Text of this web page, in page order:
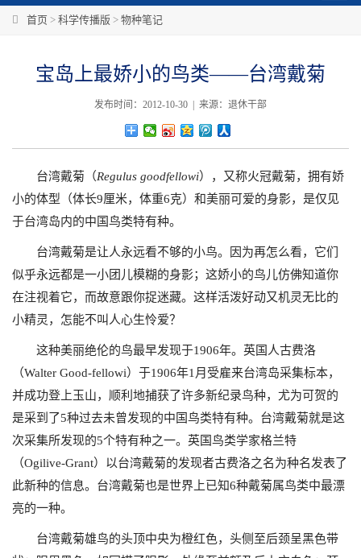
首页 > 科学传播版 > 物种笔记
宝岛上最娇小的鸟类——台湾戴菊
发布时间：2012-10-30 | 来源：退休干部
台湾戴菊（Regulus goodfellowi），又称火冠戴菊，拥有娇
小的体型（体长9厘米，体重6克）和美丽可爱的身影，是仅见
于台湾岛内的中国鸟类特有种。
台湾戴菊是让人永远看不够的小鸟。因为再怎么看，它们
似乎永远都是一小团儿模糊的身影；这娇小的鸟儿仿佛知道你
在注视着它，而故意跟你捉迷藏。这样活泼好动又机灵无比的
小精灵，怎能不叫人心生怜爱？
这种美丽绝伦的鸟最早发现于1906年。英国人古费洛
（Walter Good-fellowi）于1906年1月受雇来台湾岛采集标本，
并成功登上玉山，顺利地捕获了许多新纪录鸟种，尤为可贺的
是采到了5种过去未曾发现的中国鸟类特有种。台湾戴菊就是这
次采集所发现的5个特有种之一。英国鸟类学家格兰特
（Ogilive-Grant）以台湾戴菊的发现者古费洛之名为种名发表了
此新种的信息。台湾戴菊也是世界上已知6种戴菊属鸟类中最漂
亮的一种。
台湾戴菊雄鸟的头顶中央为橙红色，头侧至后颈呈黑色带